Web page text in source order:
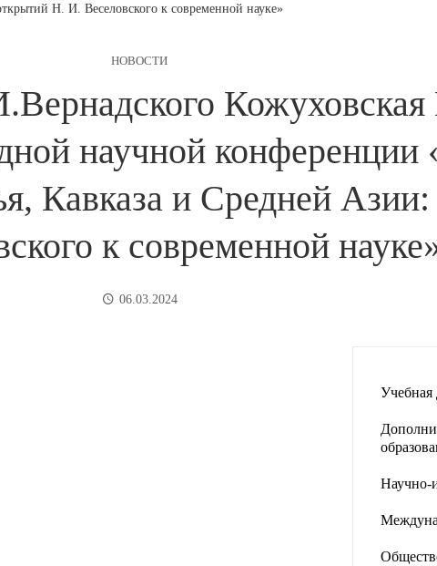
Н. И. Веселовского к современной науке»
НОВОСТИ
научной конференции
Кавказа и Средней
к современной
06.03.2024
Учебная
Научно-